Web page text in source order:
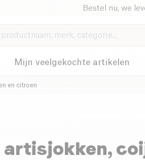
Bestel nu, we
Mijn veelgekochte artikelen
en citroen